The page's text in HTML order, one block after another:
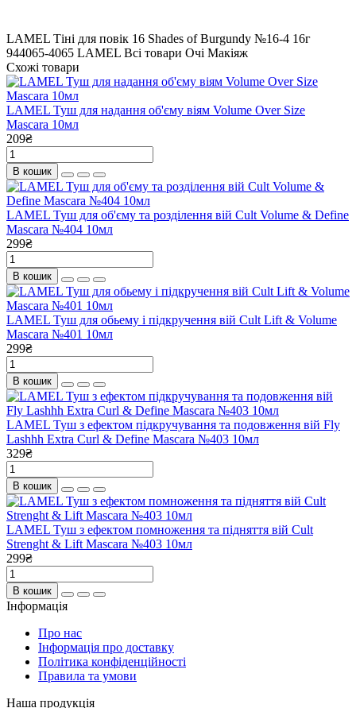
LAMEL Тіні для повік 16 Shades of Burgundy №16-4 16г
944065-4065 LAMEL Всі товари Очі Макіяж
Схожі товари
LAMEL Туш для надання об'єму віям Volume Over Size
Mascara 10мл
209₴
В кошик
LAMEL Туш для об'єму та розділення вій Cult Volume & Define
Mascara №404 10мл
299₴
В кошик
LAMEL Туш для обьему і підкручення вій Cult Lift & Volume
Mascara №401 10мл
299₴
В кошик
LAMEL Туш з ефектом підкручування та подовження вій Fly
Lashhh Extra Curl & Define Mascara №403 10мл
329₴
В кошик
LAMEL Туш з ефектом помноження та підняття вій Cult
Strenght & Lift Mascara №403 10мл
299₴
В кошик
Інформація
Про нас
Інформація про доставку
Політика конфіденційності
Правила та умови
Наша продукція